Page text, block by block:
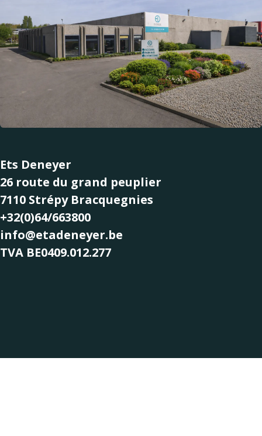
Ets Deneyer
26 route du grand peuplier
7110 Strépy Bracquegnies
+32(0)64/663800
info@etadeneyer.be
TVA BE0409.012.277